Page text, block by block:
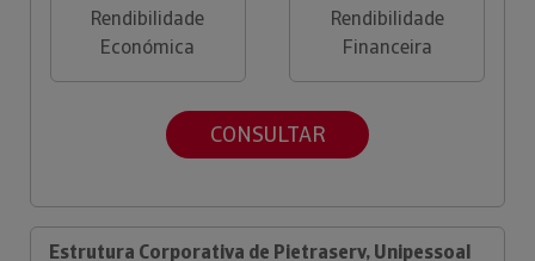
Rendibilidade
Económica
Rendibilidade
Financeira
CONSULTAR
Estrutura Corporativa de Pietraserv, Unipessoal